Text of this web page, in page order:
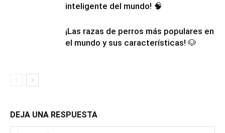
inteligente del mundo! 🧠
¡Las razas de perros más populares en
el mundo y sus características! 🐶
DEJA UNA RESPUESTA